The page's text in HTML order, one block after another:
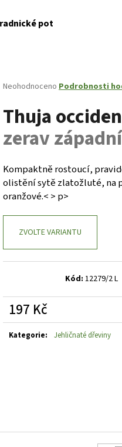
potřeby
Průměrné
produktu
z
hvězdiček.
Neohodnoceno Podrobnosti
Thuja
zerav západní
Kompaktně rostoucí,
olistění sytě zlatožluté, na
oranžové.< > p>
ZVOLTE VARIANTU
Kód: 12279/2 L
197 Kč
Měrná
cena:
Kategorie: Jehličnaté dřeviny
SILVER KNIGHTVŘES